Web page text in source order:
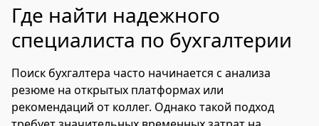
Где найти надежного
специалиста по бухгалтерии
Поиск бухгалтера часто начинается с анализа
резюме на открытых платформах или
рекомендаций от коллег. Однако такой подход